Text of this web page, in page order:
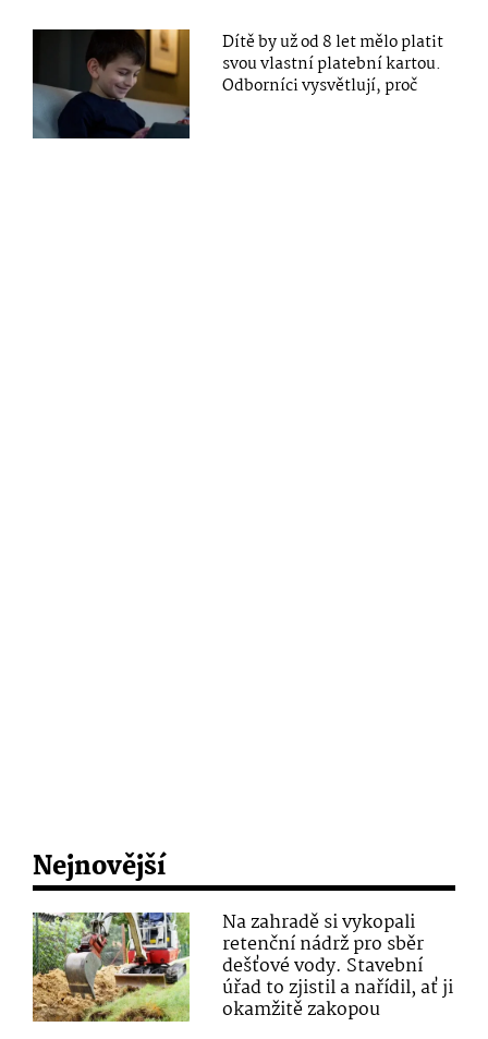
Dítě by už od 8 let mělo platit
svou vlastní platební kartou.
Odborníci vysvětlují, proč
Nejnovější
Na zahradě si vykopali
retenční nádrž pro sběr
dešťové vody. Stavební
úřad to zjistil a nařídil, ať ji
okamžitě zakopou